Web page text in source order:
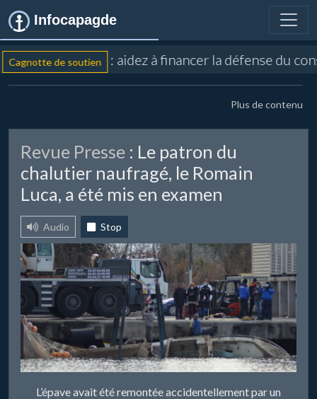
Infocapagde
de soutien : aidez à financer la défense du
Plus de contenu
Revue Presse : Le patron du
chalutier naufragé, le Romain
Luca, a été mis en examen
Audio Stop
L’épave avait été remontée accidentellement par un